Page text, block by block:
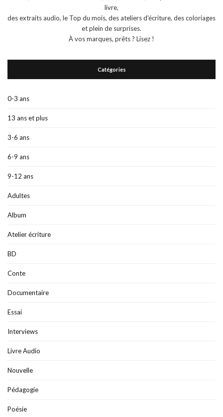
livre,
des extraits audio, le Top du mois, des ateliers d'écriture, des coloriages
et plein de surprises.
À vos marques, prêts ? Lisez !
Catégories
0-3 ans
13 ans et plus
3-6 ans
6-9 ans
9-12 ans
Adultes
Album
Atelier écriture
BD
Conte
Documentaire
Essai
Interviews
Livre Audio
Nouvelle
Pédagogie
Poésie